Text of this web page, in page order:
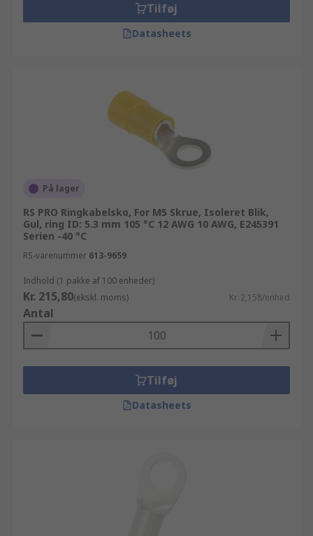
Tilføj
Datasheets
På lager
RS PRO Ringkabelsko, For M5 Skrue, Isoleret Blik,
Gul, ring ID: 5.3 mm 105 °C 12 AWG 10 AWG, E245391
Serien -40 °C
RS-varenummer 613-9659
Indhold (1 pakke af 100 enheder)
Kr. 215,80(ekskl. moms) Kr. 2,158/enhed
Antal
Tilføj
Datasheets